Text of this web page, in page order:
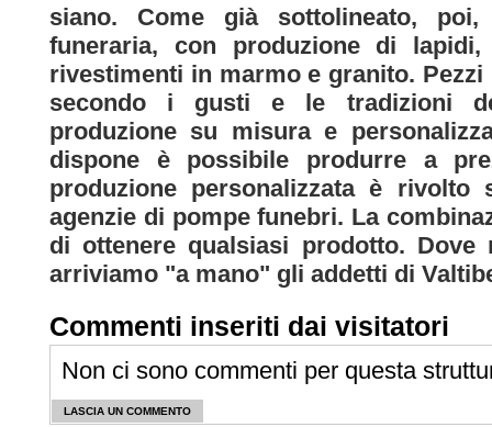
siano. Come già sottolineato,
funeraria, con produzione di
rivestimenti in marmo e granito.
secondo i gusti e le tradizioni
produzione su misura e
dispone è possibile produrre a
produzione personalizzata è
agenzie di pompe funebri. La
di ottenere qualsiasi prodotto.
arriviamo "a mano" gli addetti di
Commenti inseriti dai visitatori
Non ci sono commenti per questa
LASCIA UN COMMENTO